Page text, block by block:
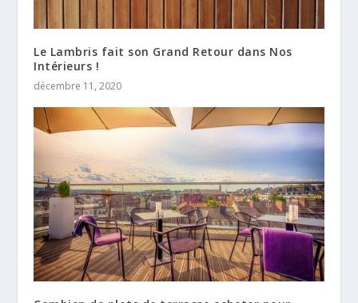
Le Lambris fait son Grand Retour dans Nos
Intérieurs !
décembre 11, 2020